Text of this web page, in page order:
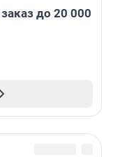
до 20 000